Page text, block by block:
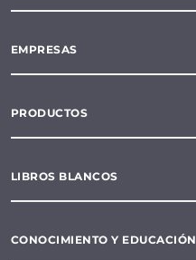
EMPRESAS
PRODUCTOS
LIBROS BLANCOS
CONOCIMIENTO Y EDUCACIÓN